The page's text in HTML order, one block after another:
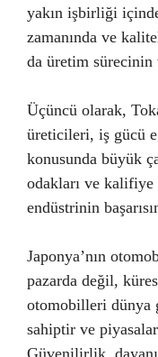
yakın işbirliği
zamanında ve
da üretim
Üçüncü olarak,
üreticileri, iş gücü
konusunda büyük
odakları ve kalifiye
endüstrinin
Japonya’nın
pazarda değil,
otomobilleri dünya
sahiptir ve
Güvenilirlik,